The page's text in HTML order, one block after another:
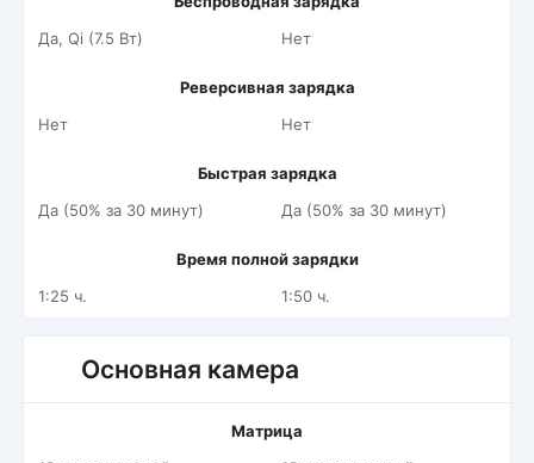
Да, Qi (7.5 Вт)
Нет
Реверсивная зарядка
Нет
Нет
Быстрая зарядка
Да (50% за 30 минут)
Да (50% за 30 минут)
Время полной зарядки
1:25 ч.
1:50 ч.
Основная камера
Матрица